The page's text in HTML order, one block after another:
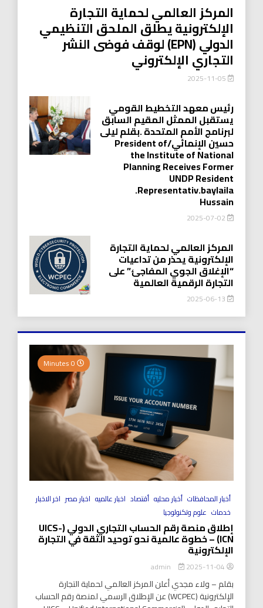
المركز العالمي لحماية التجارة
الإلكترونية يطلق الملحق التنظيمي
الدولي (EPN) لوقف فوضى النشر
التجاري الإلكتروني
رئيس معهد التخطيط القومي
يستقبل الممثل المقيم السابق
لبرنامج الأمم المتحدة .بقلم ليلى
حسين الإنمائي/President of
the Institute of National
Planning Receives Former
UNDP Resident
.Representativ.baylaila
Hussain
2025-07-02
المركز العالمي لحماية التجارة
الإلكترونية يحذر من تداعيات
“الإغلاق الجوي المفاجئ” على
التجارة الرقمية العالمية
2025-06-13
أخبار المحافظات أخبار محليه أقتصاد اخبار عالميه اخبار مصر اخر الاخبار
خدمات علوم وتكنولوجيا
إطلاق منصة رقم الحساب التجاري الدولي (UICS-
ICN) – خطوة عالمية نحو توحيد الثقة في التجارة
الإلكترونية
2025-11-04
بقلم – ولاء مجدي أعلن المركز العالمي لحماية التجارة
الإلكترونية (WCPEC) عن الإطلاق الرسمي لمنصة رقم الحساب